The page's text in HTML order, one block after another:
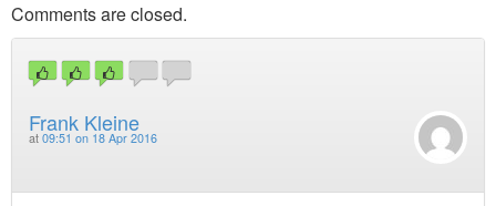
Comments are closed.
Frank Kleine
at 09:51 on 18 Apr 2016